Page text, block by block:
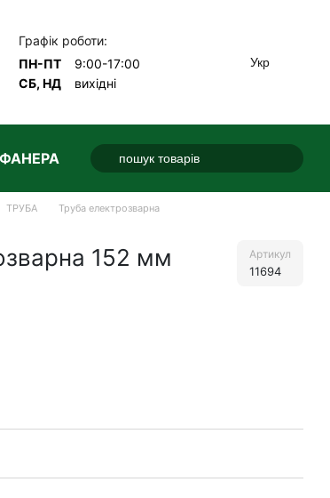
Графік роботи:
ПН-ПТ
9:00-17:00
СБ, НД
вихідні
Укр
ФАНЕРА
ТРУБА
Труба електрозварна
152 мм Артикул
11694